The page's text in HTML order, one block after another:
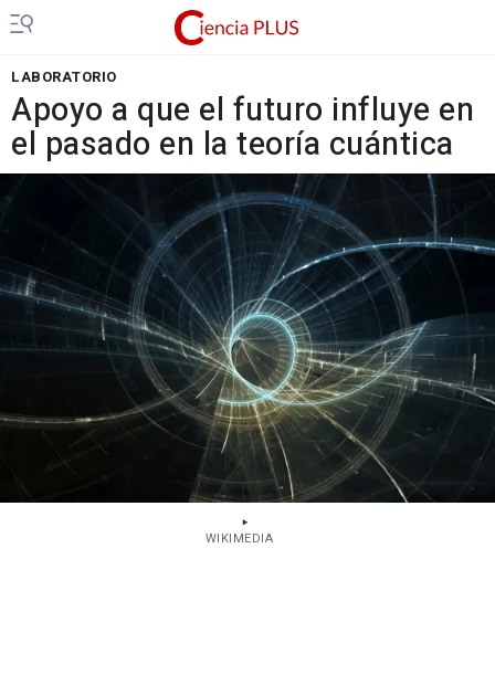
LABORATORIO
Apoyo a que el futuro influye en
el pasado en la teoría cuántica
WIKIMEDIA